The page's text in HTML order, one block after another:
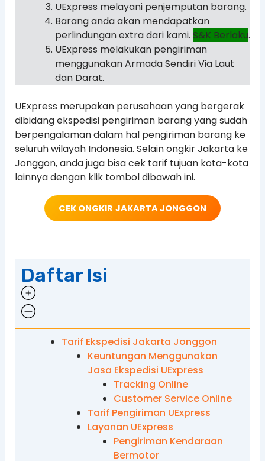
UExpress melayani penjemputan barang.
Barang anda akan mendapatkan
perlindungan extra dari kami. S&K Berlaku.
UExpress melakukan pengiriman
menggunakan Armada Sendiri Via Laut
dan Darat.
UExpress merupakan perusahaan yang bergerak
dibidang ekspedisi pengiriman barang yang sudah
berpengalaman dalam hal pengiriman barang ke
seluruh wilayah Indonesia. Selain ongkir Jakarta ke
Jonggon, anda juga bisa cek tarif tujuan kota-kota
lainnya dengan klik tombol dibawah ini.
CEK ONGKIR JAKARTA JONGGON
Daftar Isi
Tarif Ekspedisi Jakarta Jonggon
Keuntungan Menggunakan
Jasa Ekspedisi UExpress
Tracking Online
Customer Service Online
Tarif Pengiriman UExpress
Layanan UExpress
Pengiriman Kendaraan
Bermotor